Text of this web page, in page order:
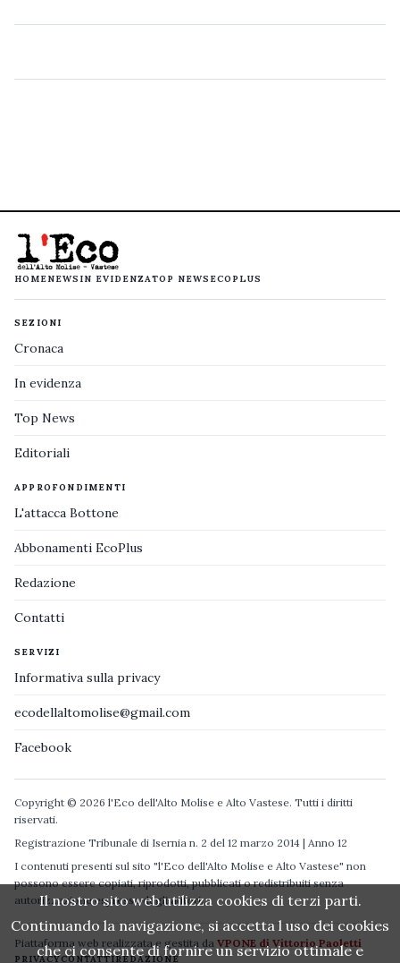
HOMENEWS IN EVIDENZATOP NEWS ECOPLUS
SEZIONI
Cronaca
In evidenza
Top News
Editoriali
APPROFONDIMENTI
L'attacca Bottone
Abbonamenti EcoPlus
Redazione
Contatti
SERVIZI
Informativa sulla privacy
ecodellaltomolise@gmail.com
Facebook
Copyright © 2026 l'Eco dell'Alto Molise e Alto Vastese. Tutti i diritti
riservati.
Registrazione Tribunale di Isernia n. 2 del 12 marzo 2014 | Anno 12
I contenuti presenti sul sito "l'Eco dell'Alto Molise e Alto Vastese" non
possono essere copiati, riprodotti, pubblicati o redistribuiti senza
autorizzazione espressa degli autori.
Piattaforma web realizzata e gestita da VPONE di Vittorio Paoletti
PRIVACYCONTATTIREDAZIONE
Il nostro sito web utilizza cookies di terzi parti.
Continuando la navigazione, si accetta l uso dei cookies
che ci consente di fornire un servizio ottimale e